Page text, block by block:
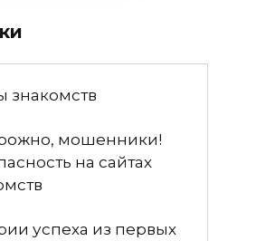
знакомств
мошенники!
на сайтах
успеха из первых